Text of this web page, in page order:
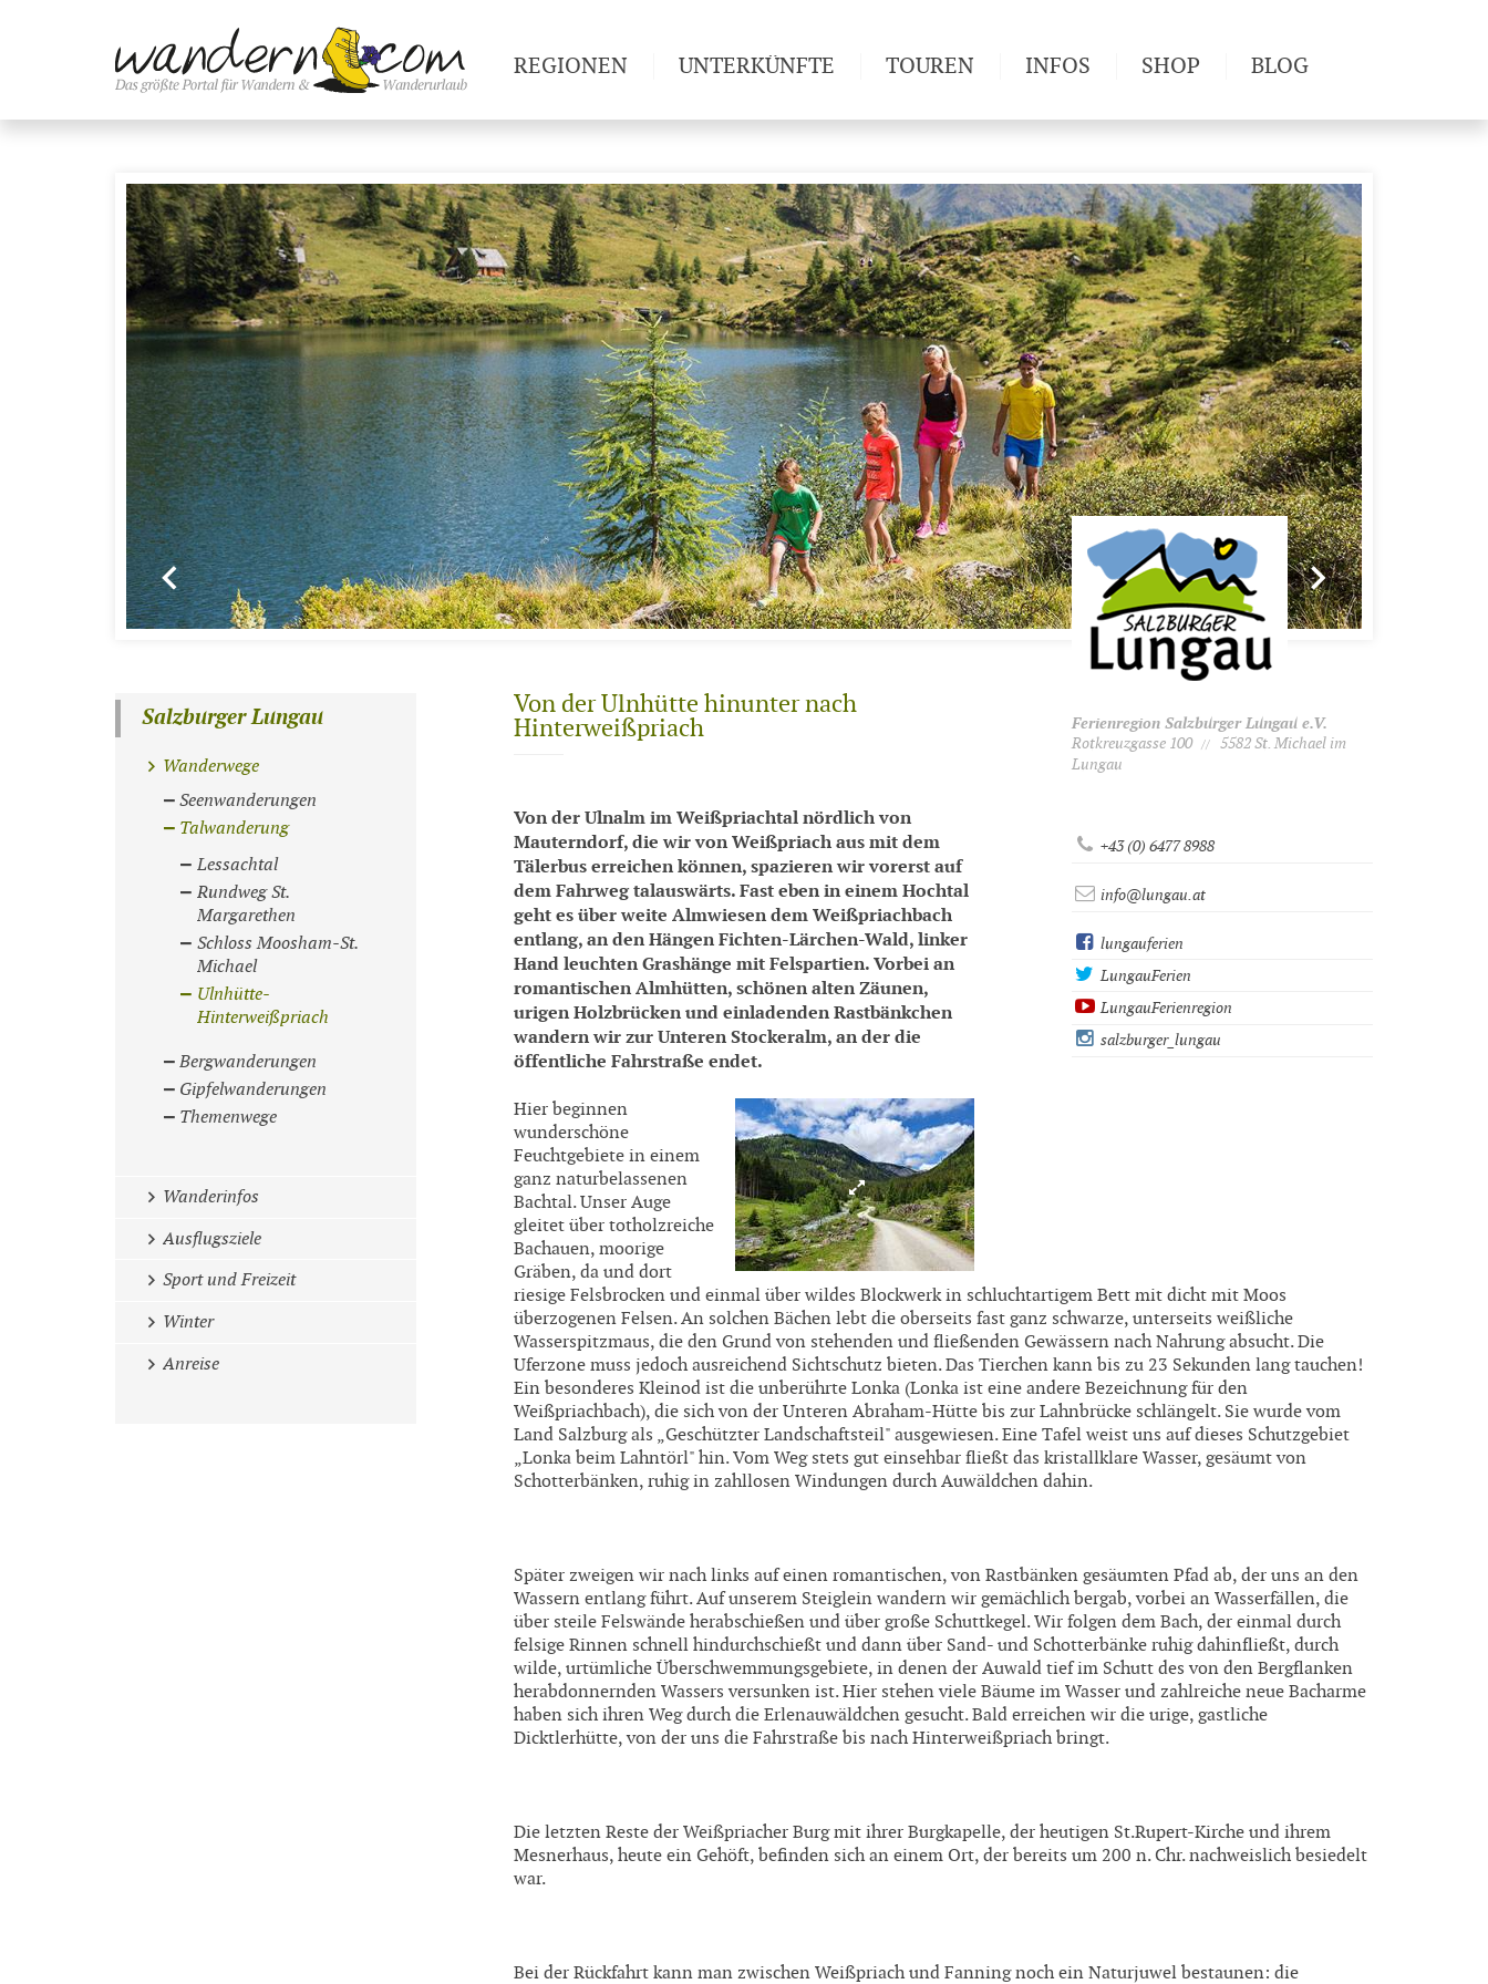
Von der Ulnhütte hinunter nach
Hinterweißpriach
Von der Ulnalm im Weißpriachtal nördlich von
Mauterndorf, die wir von Weißpriach aus mit dem
Tälerbus erreichen können, spazieren wir vorerst auf
dem Fahrweg talauswärts. Fast eben in einem Hochtal
geht es über weite Almwiesen dem Weißpriachbach
entlang, an den Hängen Fichten-Lärchen-Wald, linker
Hand leuchten Grashänge mit Felspartien. Vorbei an
romantischen Almhütten, schönen alten Zäunen,
urigen Holzbrücken und einladenden Rastbänkchen
wandern wir zur Unteren Stockeralm, an der die
öffentliche Fahrstraße endet.
Hier beginnen
wunderschöne
Feuchtgebiete in einem
ganz naturbelassenen
Bachtal. Unser Auge
gleitet über totholzreiche
Bachauen, moorige
Gräben, da und dort
riesige Felsbrocken und einmal über wildes Blockwerk in schluchtartigem Bett mit dicht mit Moos
überzogenen Felsen. An solchen Bächen lebt die oberseits fast ganz schwarze, unterseits weißliche
Wasserspitzmaus, die den Grund von stehenden und fließenden Gewässern nach Nahrung absucht. Die
Uferzone muss jedoch ausreichend Sichtschutz bieten. Das Tierchen kann bis zu 23 Sekunden lang tauchen!
Ein besonderes Kleinod ist die unberührte Lonka (Lonka ist eine andere Bezeichnung für den
Weißpriachbach), die sich von der Unteren Abraham-Hütte bis zur Lahnbrücke schlängelt. Sie wurde vom
Land Salzburg als „Geschützter Landschaftsteil" ausgewiesen. Eine Tafel weist uns auf dieses Schutzgebiet
„Lonka beim Lahntörl" hin. Vom Weg stets gut einsehbar fließt das kristallklare Wasser, gesäumt von
Schotterbänken, ruhig in zahllosen Windungen durch Auwäldchen dahin.
Später zweigen wir nach links auf einen romantischen, von Rastbänken gesäumten Pfad ab, der uns an den
Wassern entlang führt. Auf unserem Steiglein wandern wir gemächlich bergab, vorbei an Wasserfällen, die
über steile Felswände herabschießen und über große Schuttkegel. Wir folgen dem Bach, der einmal durch
felsige Rinnen schnell hindurchschießt und dann über Sand- und Schotterbänke ruhig dahinfließt, durch
wilde, urtümliche Überschwemmungsgebiete, in denen der Auwald tief im Schutt des von den Bergflanken
herabdonnernden Wassers versunken ist. Hier stehen viele Bäume im Wasser und zahlreiche neue Bacharme
haben sich ihren Weg durch die Erlenauwäldchen gesucht. Bald erreichen wir die urige, gastliche
Dicktlerhütte, von der uns die Fahrstraße bis nach Hinterweißpriach bringt.
Die letzten Reste der Weißpriacher Burg mit ihrer Burgkapelle, der heutigen St.Rupert-Kirche und ihrem
Mesnerhaus, heute ein Gehöft, befinden sich an einem Ort, der bereits um 200 n. Chr. nachweislich besiedelt
war.
Bei der Rückfahrt kann man zwischen Weißpriach und Fanning noch ein Naturjuwel bestaunen: die
Ferienregion Salzburger Lungau e.V.
Rotkreuzgasse 100 //
5582 St. Michael im
Lungau
+43 (0) 6477 8988
info@lungau.at
lungauferien
LungauFerien
LungauFerienregion
salzburger_lungau
Salzburger Lungau
Wanderwege
Seenwanderungen
Talwanderung
Lessachtal
Rundweg St.
Margarethen
Schloss Moosham-St.
Michael
Ulnhütte-
Hinterweißpriach
Bergwanderungen
Gipfelwanderungen
Themenwege
Wanderinfos
Ausflugsziele
Sport und Freizeit
Winter
Anreise
REGIONEN UNTERKÜNFTE TOUREN INFOS
Wandertipps
Pflanzen
Newsletter
SHOP BLOG